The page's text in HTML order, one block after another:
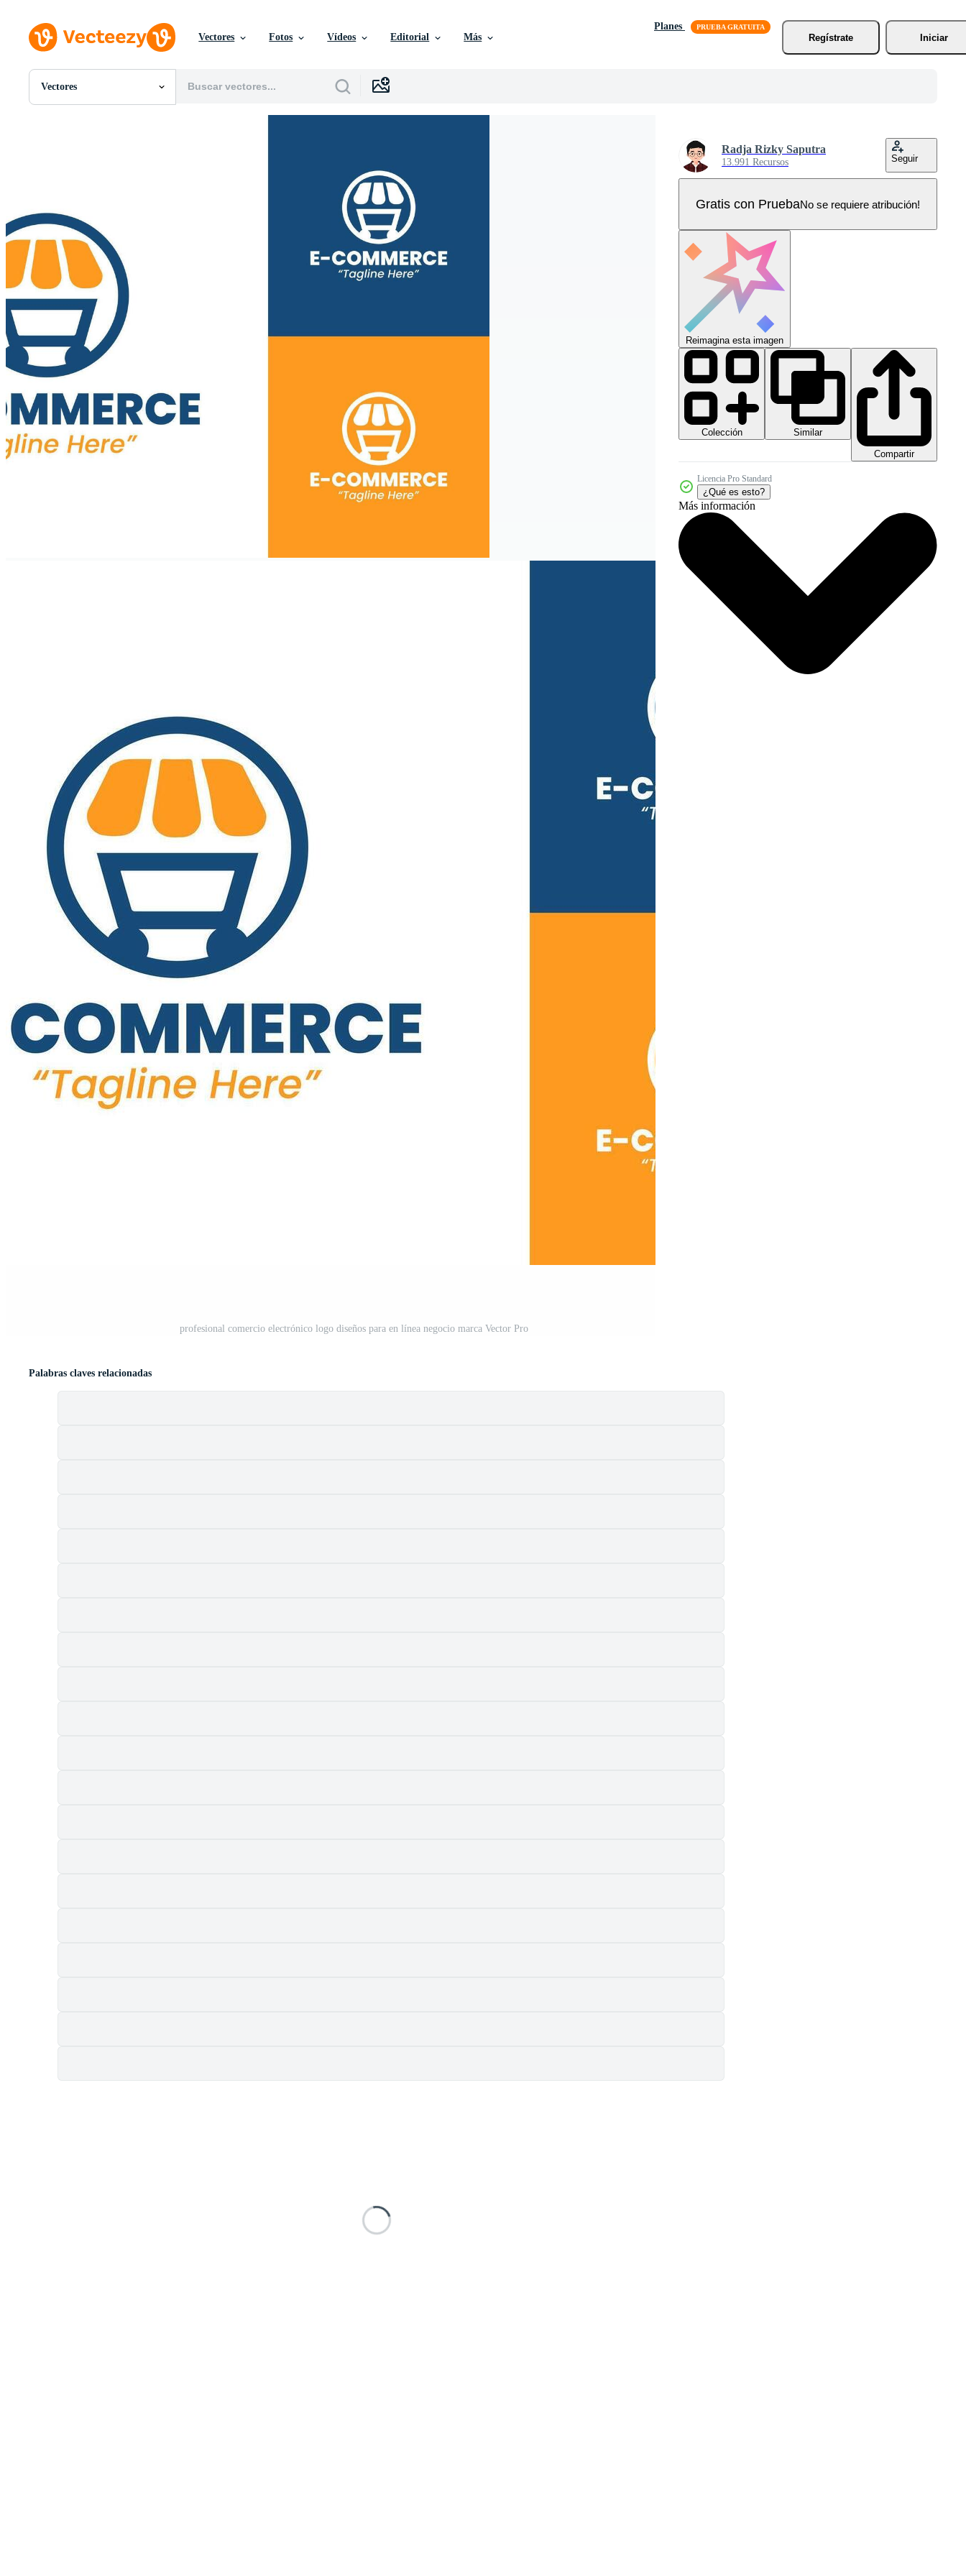
Vectores Fotos Vídeos Editorial Más
Planes
Regístrate
Iniciar
Vectores
Todas Imágenes
Gráficos en Movimiento
Imágenes Editoriales
Eventos Editoriales
profesional comercio electrónico logo diseños para en línea negocio marca Vector Pro
Radja Rizky Saputra
13.991 Recursos Seguir
Gratis con PruebaNo se requiere atribución!
Reimagina esta imagen
Colección
Similar
Compartir
Licencia Pro Standard
¿Qué es esto?
Más información
Palabras claves relacionadas